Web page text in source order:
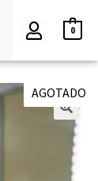
0
🔍
AGOTADO